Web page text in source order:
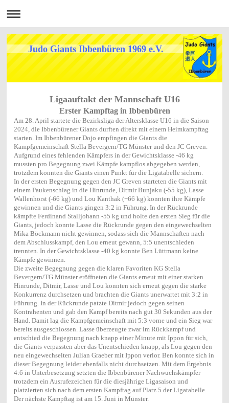
Judo Giants Ibbenbüren 1969 e.V.
Ligaauftakt der Mannschaft U16
Erster Kampftag in Ibbenbüren
Am 28. April startete die Bezirksliga der Altersklasse U16 in die Saison
2024, die Ibbenbürener Giants durften direkt mit einem Heimkampftag
starten. Im Ibbenbürener Dojo empfingen die Giants die
Kampfgemeinschaft Stella Bevergern/TG Münster und den JC Greven.
Aufgrund eines fehlenden Kämpfers in der Gewichtsklasse -46 kg
mussten pro Begegnung zwei Kämpfe kampflos abgegeben werden,
trotzdem konnten die Giants einen Punkt für die Ligatabelle sichern.
In der ersten Begegnung gegen den JC Greven starteten die Giants mit
einem Paukenschlag in die Hinrunde, Ditmir Bunjaku (-55 kg), Lasse
Wallenhorst (-66 kg) und Lou Kanthak (+66 kg) konnten ihre Kämpfe
gewinnen und die Giants gingen 3:2 in Führung. In der Rückrunde
kämpfte Ferdinand Stalljohann -55 kg und holte den ersten Sieg für die
Giants, jedoch konnte Lasse die Rückrunde gegen den eingewechselten
Mika Böckmann nicht gewinnen, sodass sich die Mannschaften nach
dem Abschlusskampf, den Lou erneut gewann, 5:5 unentschieden
trennten. In der Gewichtsklasse -40 kg konnte Ben Lüttmann keine
Kämpfe gewinnen.
Die zweite Begegnung gegen die klaren Favoriten KG Stella
Bevergern/TG Münster eröffneten die Giants erneut mit einer starken
Hinrunde, Ditmir, Lasse und Lou konnten sich erneut gegen die starke
Konkurrenz durchsetzen und brachten die Giants unerwartet mit 3:2 in
Führung. In der Rückrunde patzte Ditmir jedoch gegen seinen
Kontrahenten und gab den Kampf bereits nach gut 30 Sekunden aus der
Hand. Damit lag die Kampfgemeinschaft mit 5:3 vorne und ein Sieg war
bereits ausgeschlossen. Lasse überzeugte zwar im Rückkampf und
entschied die Begegnung nach knapp einer Minute mit Ippon für sich,
die Giants verpassten aber das Unentschieden knapp, als Lou gegen den
neu eingewechselten Julian Graeber mit Ippon verlor. Ben konnte sich in
dieser Begegnung leider ebenfalls nicht durchsetzen. Mit dem Ergebnis
4:6 in Unterbesetzung setzten die Ibbenbürener Nachwuchskämpfer
trotzdem ein Ausrufezeichen für die diesjährige Ligasaison und
platzierten sich nach dem ersten Kampftag auf Platz 5 der Ligatabelle.
Der nächste Kampftag ist am 15. Juni in Münster.